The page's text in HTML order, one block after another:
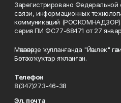
Зарегистрировано
связи, информационных
коммуникаций (РОСКОМНАДЗОР).
серия ПИ ФС77-68471 от 27
Мәҡәләләрҙе ҡулланғанда "Йәшлек"
Бөтә хоҡуҡтар яҡланған.
Телефон
8(347)273-46-38
Эл. почта